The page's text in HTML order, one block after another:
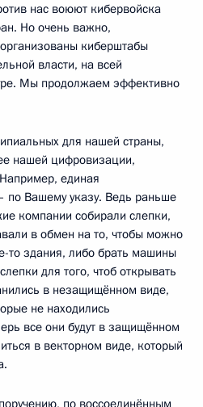
нас воюют кибервойска
Но очень важно,
киберштабы
власти, на всей
Мы продолжаем эффективно
для нашей страны,
нашей цифровизации,
единая
по Вашему указу. Ведь раньше
компании собирали слепки,
в обмен на то, чтобы можно
то здания, либо брать машины
для того, чтоб открывать
в незащищённом виде,
не находились
все они будут в защищённом
в векторном виде, который
по воссоединённым